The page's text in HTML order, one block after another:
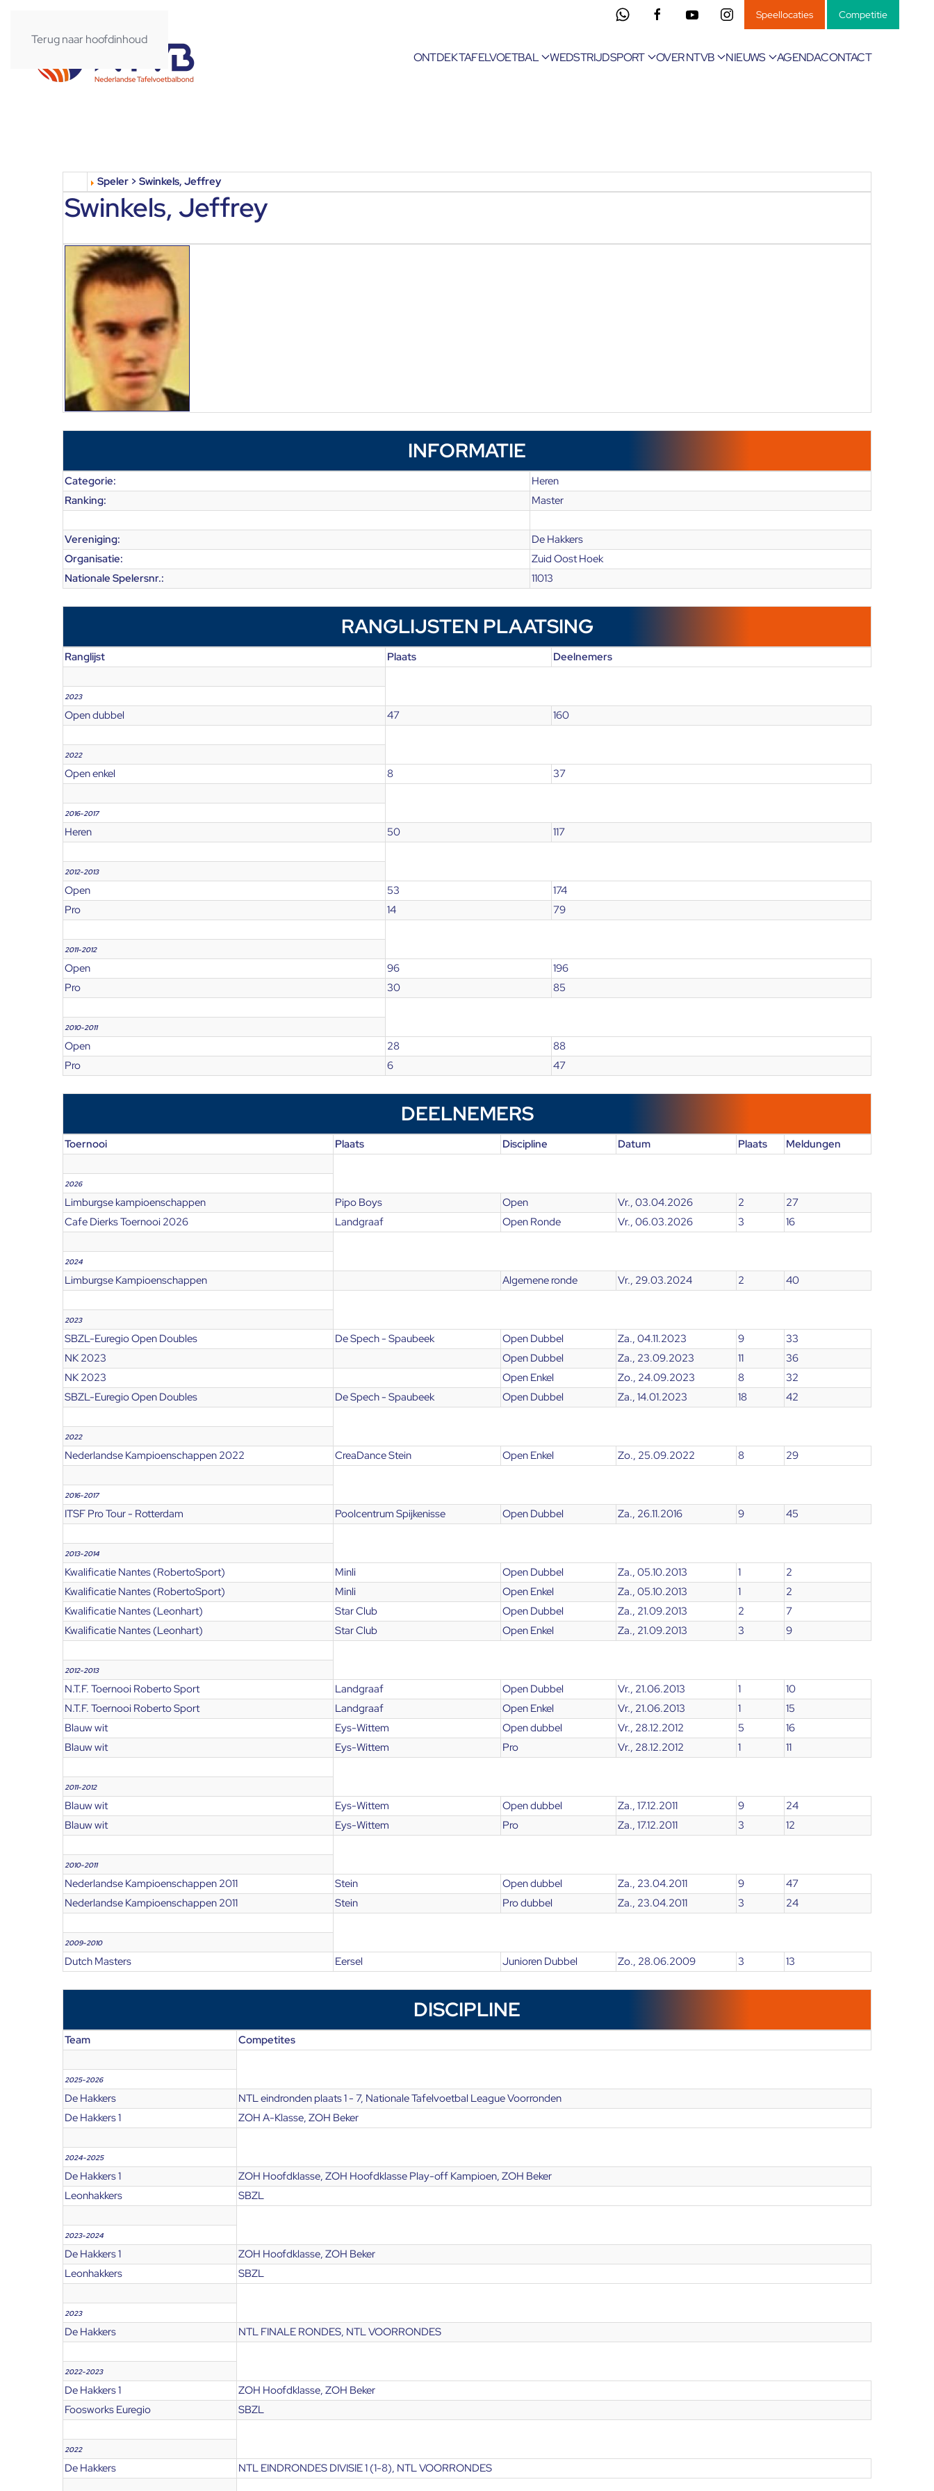
Terug naar hoofdinhoud
Speellocaties Competitie
ONTDEK TAFELVOETBAL WEDSTRIJDSPORT OVER NTVB NIEUWS AGENDACONTACT
Speler > Swinkels, Jeffrey
Swinkels, Jeffrey
INFORMATIE
Categorie:
Heren
Ranking:
Master
Vereniging:
De Hakkers
Organisatie:
Zuid Oost Hoek
Nationale Spelersnr.:
11013
RANGLIJSTEN PLAATSING
Ranglijst Plaats Deelnemers
2023
Open dubbel 47 160
2022
Open enkel 8 37
2016-2017
Heren 50 117
2012-2013
Open 53
174
Pro
14 79
2011-2012
Open 96
196
Pro
30 85
2010-2011
Open 28
88
Pro
6 47
DEELNEMERS
Toernooi Plaats Discipline Datum Plaats Meldungen
2026
Limburgse kampioenschappen Pipo Boys Open Vr., 03.04.2026 2
27
Cafe Dierks Toernooi 2026
Landgraaf Open Ronde Vr., 06.03.2026 3 16
2024
Limburgse Kampioenschappen Algemene ronde Vr., 29.03.2024 2 40
2023
SBZL-Euregio Open Doubles De Spech - Spaubeek Open Dubbel Za., 04.11.2023 9
33
NK 2023
Open Dubbel Za., 23.09.2023 11
36
NK 2023
Open Enkel Zo., 24.09.2023 8
32
SBZL-Euregio Open Doubles
De Spech - Spaubeek Open Dubbel Za., 14.01.2023 18 42
2022
Nederlandse Kampioenschappen 2022 CreaDance Stein Open Enkel Zo., 25.09.2022 8 29
2016-2017
ITSF Pro Tour - Rotterdam Poolcentrum Spijkenisse Open Dubbel Za., 26.11.2016 9 45
2013-2014
Kwalificatie Nantes (RobertoSport) Minli Open Dubbel Za., 05.10.2013 1
2
Kwalificatie Nantes (RobertoSport)
Minli Open Enkel Za., 05.10.2013 1
2
Kwalificatie Nantes (Leonhart)
Star Club Open Dubbel Za., 21.09.2013 2
7
Kwalificatie Nantes (Leonhart)
Star Club Open Enkel Za., 21.09.2013 3 9
2012-2013
N.T.F. Toernooi Roberto Sport Landgraaf Open Dubbel Vr., 21.06.2013 1
10
N.T.F. Toernooi Roberto Sport
Landgraaf Open Enkel Vr., 21.06.2013 1
15
Blauw wit
Eys-Wittem Open dubbel Vr., 28.12.2012 5
16
Blauw wit
Eys-Wittem Pro Vr., 28.12.2012 1 11
2011-2012
Blauw wit Eys-Wittem Open dubbel Za., 17.12.2011 9
24
Blauw wit
Eys-Wittem Pro Za., 17.12.2011 3 12
2010-2011
Nederlandse Kampioenschappen 2011 Stein Open dubbel Za., 23.04.2011 9
47
Nederlandse Kampioenschappen 2011
Stein Pro dubbel Za., 23.04.2011 3 24
2009-2010
Dutch Masters Eersel Junioren Dubbel Zo., 28.06.2009 3 13
DISCIPLINE
Team Competites
2025-2026
De Hakkers
NTL eindronden plaats 1 - 7, Nationale Tafelvoetbal League Voorronden
De Hakkers 1
ZOH A-Klasse, ZOH Beker
2024-2025
De Hakkers 1
ZOH Hoofdklasse, ZOH Hoofdklasse Play-off Kampioen, ZOH Beker
Leonhakkers
SBZL
2023-2024
De Hakkers 1
ZOH Hoofdklasse, ZOH Beker
Leonhakkers
SBZL
2023
De Hakkers NTL FINALE RONDES, NTL VOORRONDES
2022-2023
De Hakkers 1
ZOH Hoofdklasse, ZOH Beker
Foosworks Euregio
SBZL
2022
De Hakkers NTL EINDRONDES DIVISIE 1 (1-8), NTL VOORRONDES